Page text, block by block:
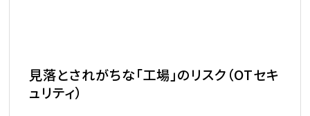
見落とされがちな「工場」のリスク（OTセキ
ュリティ）